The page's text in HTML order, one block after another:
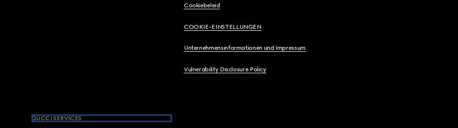
Cookiebeleid
COOKIE-EINSTELLUNGEN
Unternehmensinformationen und Impressum
Vulnerability Disclosure Policy
GUCCI SERVICES